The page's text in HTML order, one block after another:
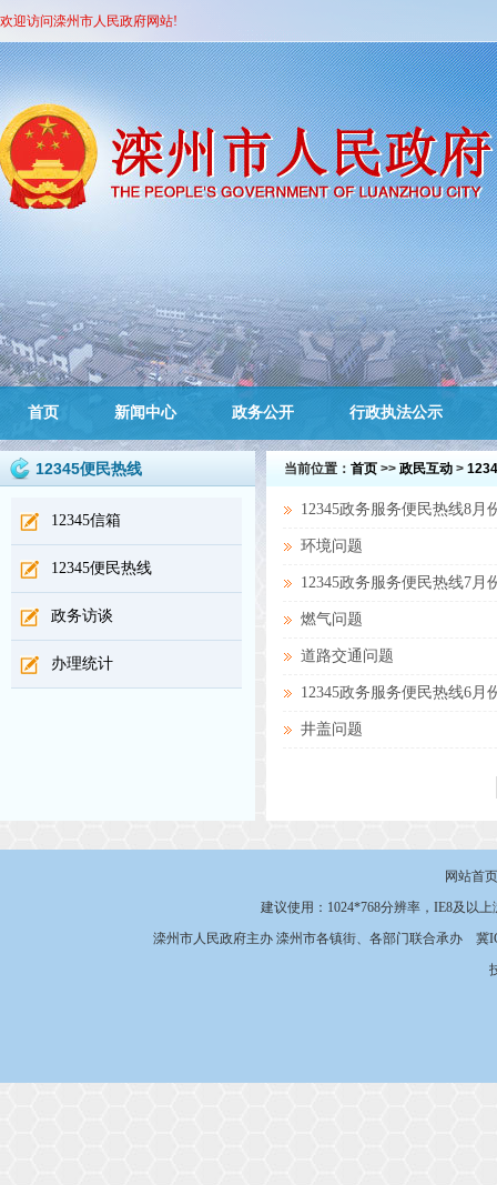
欢迎访问滦州市人民政府网站!
首页 新闻中心 政务公开 行政执法公示
12345便民热线
12345信箱
12345便民热线
政务访谈
办理统计
当前位置： 首页 >> 政民互动 >
12345政务服务便民热线8月
环境问题
12345政务服务便民热线7月
燃气问题
道路交通问题
12345政务服务便民热线6月
井盖问题
网站首页
建议使用：1024*768分辨率，IE8及以
滦州市人民政府主办 滦州市各镇街、各部门联合承办 冀